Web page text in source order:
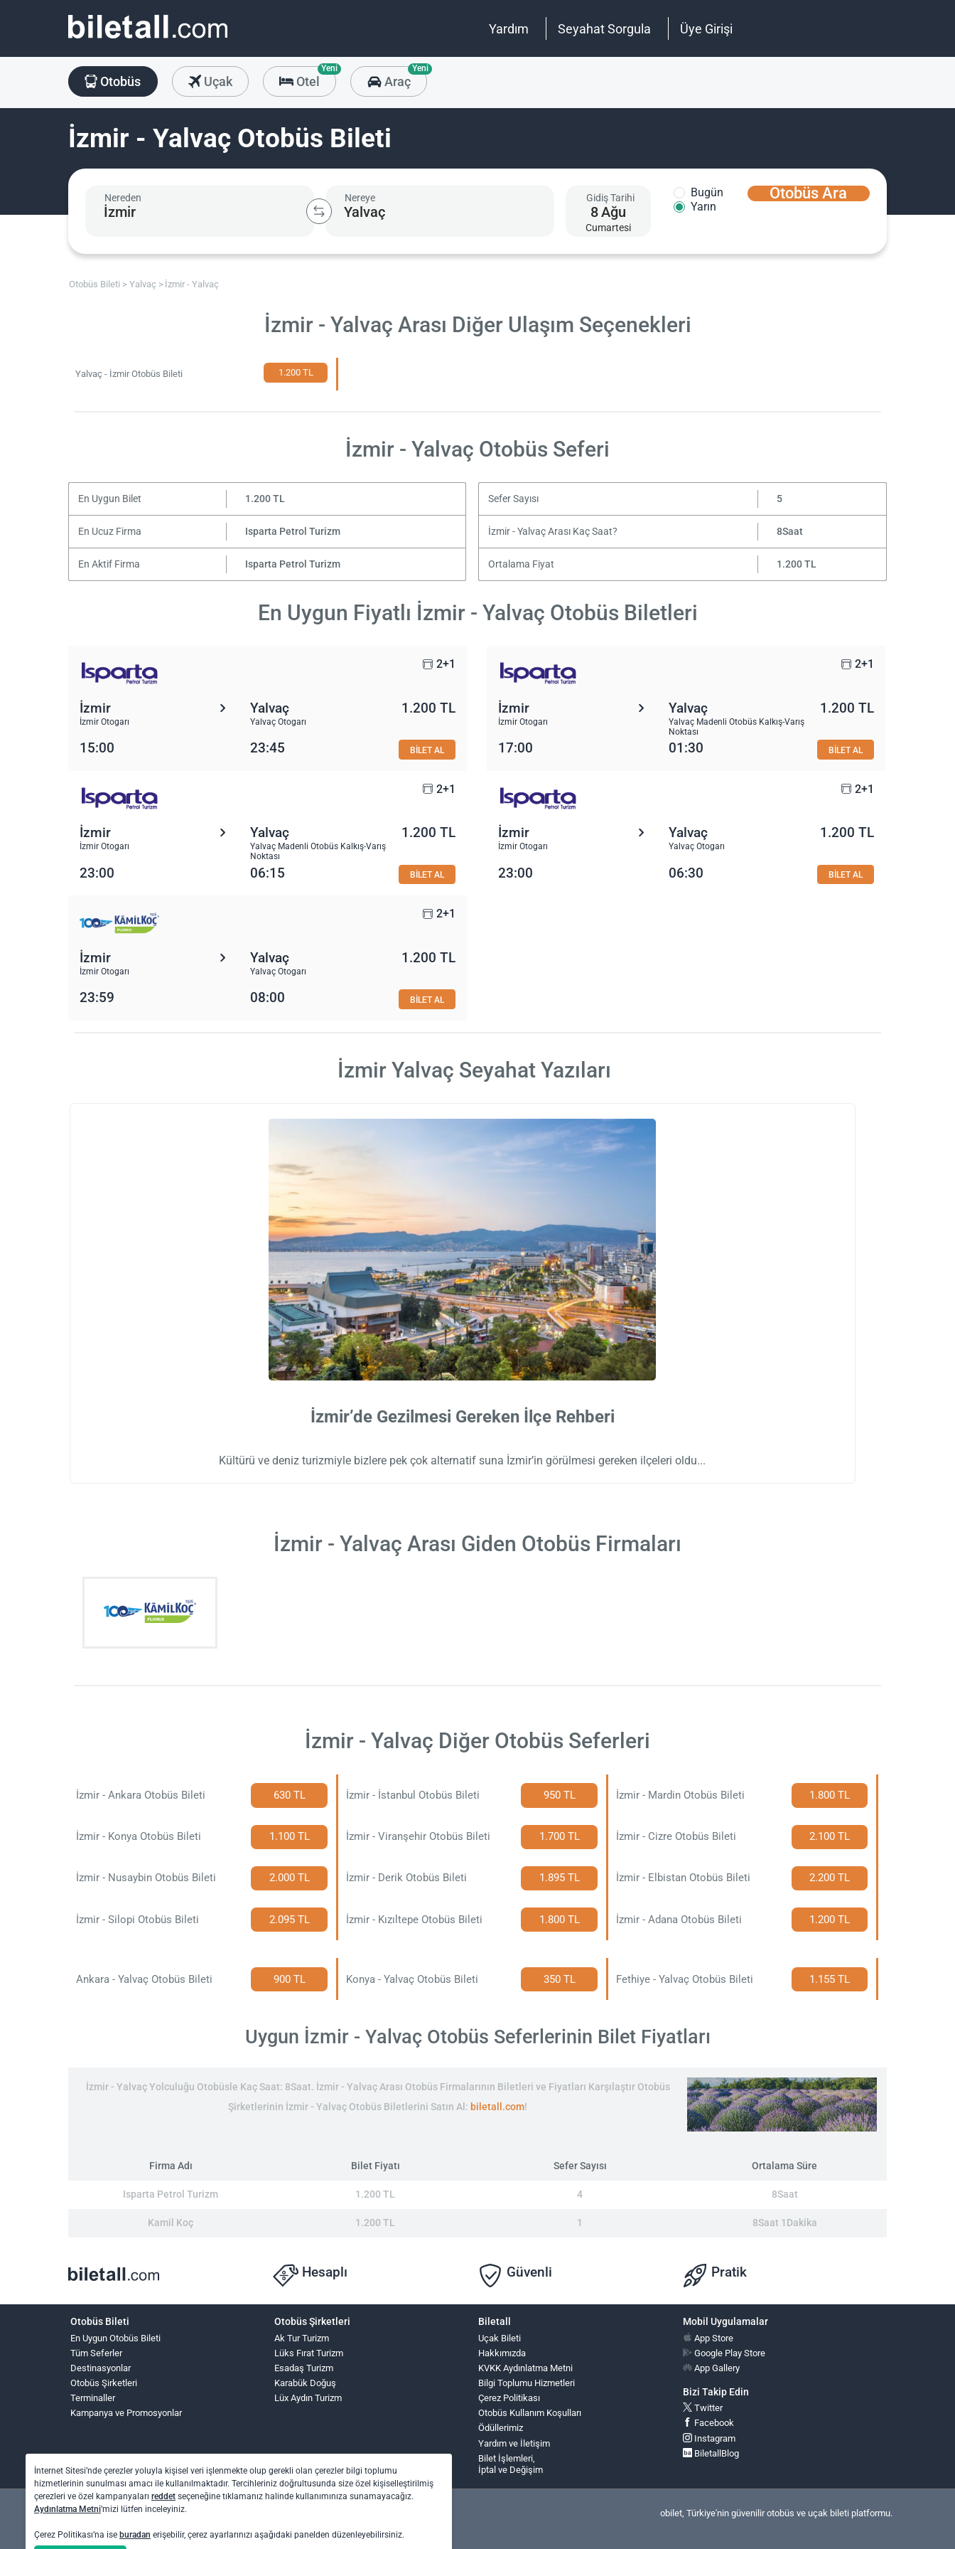
Yardım Seyahat Sorgula Üye Girişi
Otobüs Uçak Otel
Yeni
Araç
Yeni
İzmir - Yalvaç Otobüs Bileti
Nereden Nereye Gidiş Tarihi
8Ağu
Cumartesi
Bugün
Yarın
Otobüs Ara
Otobüs Bileti Yalvaç İzmir - Yalvaç
İzmir - Yalvaç Arası Diğer Ulaşım Seçenekleri
Yalvaç - İzmir Otobüs Bileti 1.200 TL
İzmir - Yalvaç Otobüs Seferi
En Uygun Bilet 1.200 TL Sefer Sayısı 5
En Ucuz Firma Isparta Petrol Turizm İzmir - Yalvaç Arası Kaç Saat? 8Saat
En Aktif Firma Isparta Petrol Turizm Ortalama Fiyat 1.200 TL
En Uygun Fiyatlı İzmir - Yalvaç Otobüs Biletleri
2+1
İzmir
İzmir Otogarı
Yalvaç
Yalvaç Otogarı
1.200 TL
15:00 23:45 BİLET AL
2+1
İzmir
İzmir Otogarı
Yalvaç
Yalvaç Madenli Otobüs Kalkış-Varış
Noktası
1.200 TL
17:00 01:30 BİLET AL
2+1
İzmir
İzmir Otogarı
Yalvaç
Yalvaç Madenli Otobüs Kalkış-Varış
Noktası
1.200 TL
23:00 06:15 BİLET AL
2+1
İzmir
İzmir Otogarı
Yalvaç
Yalvaç Otogarı
1.200 TL
23:00 06:30 BİLET AL
2+1
İzmir
İzmir Otogarı
Yalvaç
Yalvaç Otogarı
1.200 TL
23:59 08:00 BİLET AL
İzmir Yalvaç Seyahat Yazıları
İzmir’de Gezilmesi Gereken İlçe Rehberi
Kültürü ve deniz turizmiyle bizlere pek çok alternatif suna İzmir’in görülmesi gereken ilçeleri oldu
İzmir - Yalvaç Arası Giden Otobüs Firmaları
İzmir - Yalvaç Diğer Otobüs Seferleri
İzmir - Ankara Otobüs Bileti 630 TL İzmir - İstanbul Otobüs Bileti 950 TL İzmir - Mardin Otobüs Bileti 1.800 TL
İzmir - Konya Otobüs Bileti 1.100 TL İzmir - Viranşehir Otobüs Bileti 1.700 TL İzmir - Cizre Otobüs Bileti 2.100 TL
İzmir - Nusaybin Otobüs Bileti 2.000 TL İzmir - Derik Otobüs Bileti 1.895 TL İzmir - Elbistan Otobüs Bileti 2.200 TL
İzmir - Silopi Otobüs Bileti 2.095 TL İzmir - Kızıltepe Otobüs Bileti 1.800 TL İzmir - Adana Otobüs Bileti 1.200 TL
Ankara - Yalvaç Otobüs Bileti 900 TL Konya - Yalvaç Otobüs Bileti 350 TL Fethiye - Yalvaç Otobüs Bileti 1.155 TL
Uygun İzmir - Yalvaç Otobüs Seferlerinin Bilet Fiyatları
İzmir - Yalvaç Yolculuğu Otobüsle Kaç Saat: 8Saat. İzmir - Yalvaç Arası Otobüs Firmalarının Biletleri ve Fiyatları Karşılaştır Otobüs
Şirketlerinin İzmir - Yalvaç Otobüs Biletlerini Satın Al: biletall.com!
Firma Adı Bilet Fiyatı Sefer Sayısı Ortalama Süre
Isparta Petrol Turizm 1.200 TL 4 8Saat
Kamil Koç 1.200 TL 1 8Saat 1Dakika
Hesaplı Güvenli Pratik
Otobüs Bileti
En Uygun Otobüs Bileti
Tüm Seferler
Destinasyonlar
Otobüs Şirketleri
Terminaller
Kampanya ve Promosyonlar
Otobüs Şirketleri
Ak Tur Turizm
Lüks Fırat Turizm
Esadaş Turizm
Karabük Doğuş
Lüx Aydın Turizm
Biletall
Uçak Bileti
Hakkımızda
KVKK Aydınlatma Metni
Bilgi Toplumu Hizmetleri
Çerez Politikası
Otobüs Kullanım Koşulları
Ödüllerimiz
Yardım ve İletişim
Bilet İşlemleri,
İptal ve Değişim
Mobil Uygulamalar
App Store
Google Play Store
App Gallery
Bizi Takip Edin
Twitter
Facebook
Instagram
BiletallBlog
obilet, Türkiye'nin güvenilir otobüs ve uçak bileti platformu.
İnternet Sitesi’nde çerezler yoluyla kişisel veri işlenmekte olup gerekli olan çerezler bilgi toplumu
hizmetlerinin sunulması amacı ile kullanılmaktadır. Tercihleriniz doğrultusunda size özel kişiselleştirilmiş
çerezleri ve özel kampanyaları reddet seçeneğine tıklamanız halinde kullanımınıza sunamayacağız.
Aydınlatma Metni’mizi lütfen inceleyiniz.
Çerez Politikası’na ise buradan erişebilir, çerez ayarlarınızı aşağıdaki panelden düzenleyebilirsiniz.